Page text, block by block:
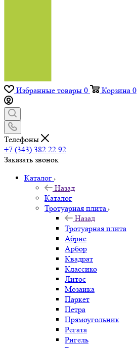
Избранные товары 0 Корзина 0
Телефоны
+7 (343) 382 22 92
Заказать звонок
Каталог
Назад
Каталог
Тротуарная плита
Назад
Тротуарная плита
Абрис
Арбор
Квадрат
Классико
Литос
Мозаика
Паркет
Петра
Прямоугольник
Регата
Ригель